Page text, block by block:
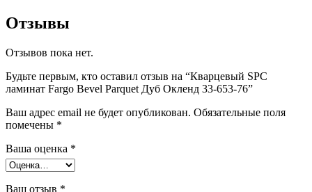
Отзывы
Отзывов пока нет.
Будьте первым, кто оставил отзыв на “Кварцевый SPC
ламинат Fargo Bevel Parquet Дуб Окленд 33-653-76”
Ваш адрес email не будет опубликован. Обязательные поля
помечены *
Ваша оценка *
Ваш отзыв *